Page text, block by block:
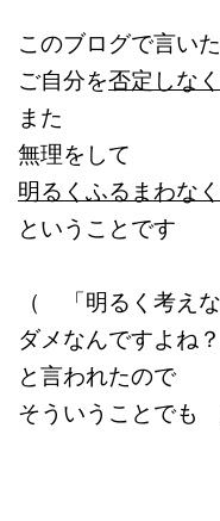
このブログで言い
ご自分を否定しな
また
無理をして
明るくふるまわな
ということです
（ 「明るく考え
ダメなんですよね？
と言われたので
そういうことでも